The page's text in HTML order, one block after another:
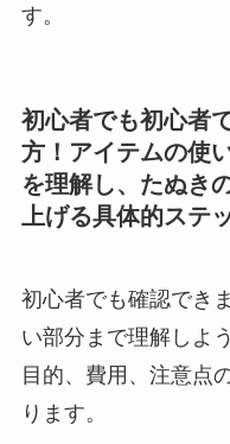
す。
初心者でも初心者
方！アイテムの使
を理解し、たぬき
上げる具体的ステ
初心者でも確認でき
い部分まで理解しよ
目的、費用、注意点
ります。